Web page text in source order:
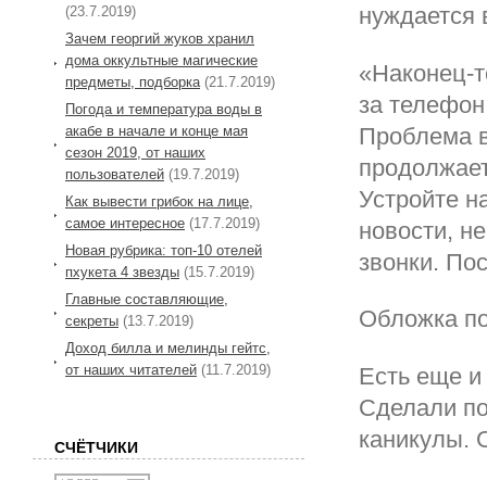
нуждается
«Наконец-
за
Проблема
Устройте
новости,
звонки.
Обложка
Есть еще и
Сделали
каникулы.
(23.7.2019)
Зачем георгий жуков хранил
дома оккультные магические
предметы, подборка (21.7.2019)
Погода и температура воды в
акабе в начале и конце мая
сезон 2019, от наших
пользователей (19.7.2019)
Как вывести грибок на лице,
самое интересное (17.7.2019)
Новая рубрика: топ-10 отелей
пхукета 4 звезды (15.7.2019)
Главные составляющие,
секреты (13.7.2019)
Доход билла и мелинды гейтс,
от наших читателей (11.7.2019)
СЧЁТЧИКИ